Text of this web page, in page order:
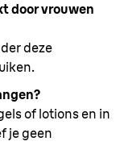
door vrouwen
deze
of lotions en in
je geen